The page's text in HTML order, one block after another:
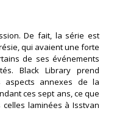
De fait, la série est
qui avaient une forte
de ses événements
Black Library prend
aspects annexes de la
ces sept ans, ce que
laminées à Isstvan